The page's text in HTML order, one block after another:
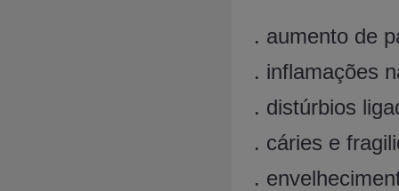
. aumento de
. inflamações
. distúrbios
. cáries e
.